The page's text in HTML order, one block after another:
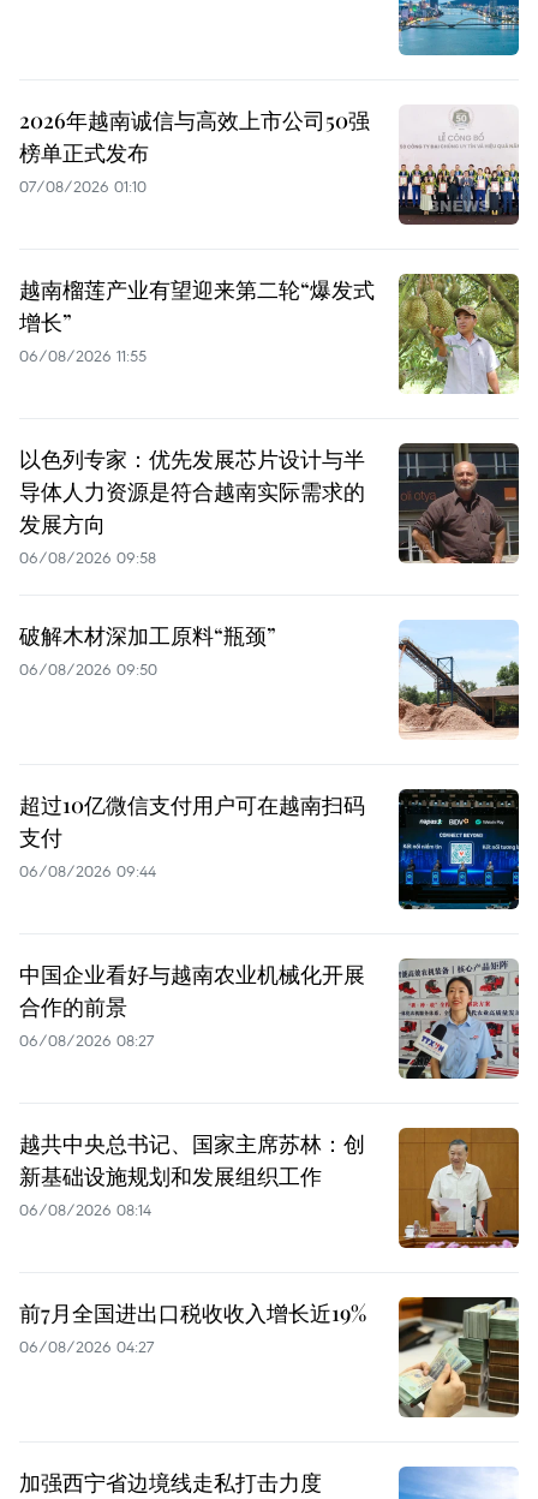
2026年越南诚信与高效上市公司50强
榜单正式发布
07/08/2026 01:10
越南榴莲产业有望迎来第二轮“爆发式
增长”
06/08/2026 11:55
以色列专家：优先发展芯片设计与半
导体人力资源是符合越南实际需求的
发展方向
06/08/2026 09:58
破解木材深加工原料“瓶颈”
06/08/2026 09:50
超过10亿微信支付用户可在越南扫码
支付
06/08/2026 09:44
中国企业看好与越南农业机械化开展
合作的前景
06/08/2026 08:27
越共中央总书记、国家主席苏林：创
新基础设施规划和发展组织工作
06/08/2026 08:14
前7月全国进出口税收收入增长近19%
06/08/2026 04:27
加强西宁省边境线走私打击力度